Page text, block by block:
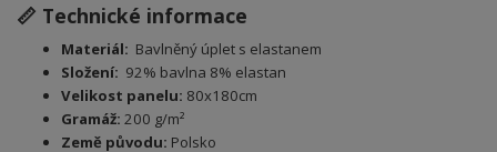
📏 Technické informace
Materiál: Bavlněný úplet s elastanem
Složení: 92% bavlna 8% elastan
Velikost panelu: 80x180cm
Gramáž: 200 g/m²
Země původu: Polsko